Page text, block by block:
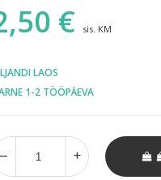
€ sis. KM
LAOS
1-2 TÖÖPÄEVA